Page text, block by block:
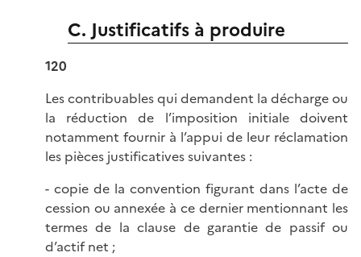
C. Justificatifs à produire
120
Les contribuables qui demandent la décharge ou
la réduction de l’imposition initiale doivent
notamment fournir à l’appui de leur réclamation
les pièces justificatives suivantes :
- copie de la convention figurant dans l’acte de
cession ou annexée à ce dernier mentionnant les
termes de la clause de garantie de passif ou
d’actif net ;